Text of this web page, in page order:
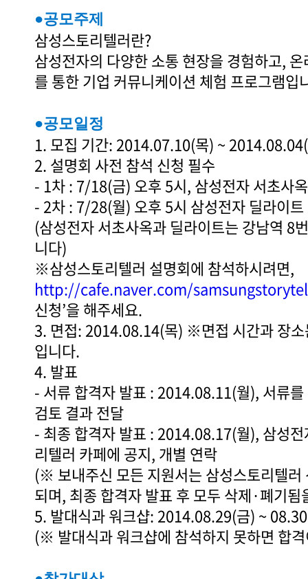
●공모주제
삼성스토리텔러란?
삼성전자의 다양한 소통 현장을 경험하고,
를 통한 기업 커뮤니케이션 체험 프로그램입
●공모일정
1. 모집 기간: 2014.07.10(목) ~
2. 설명회 사전 참석 신청 필수
- 1차 : 7/18(금) 오후 5시, 삼성전자 서초사
- 2차 : 7/28(월) 오후 5시 삼성전자 딜라이
(삼성전자 서초사옥과 딜라이트는 강남역 8
니다)
※삼성스토리텔러 설명회에 참석하시려면,
http://cafe.naver.com/
신청’을 해주세요.
3. 면접: 2014.08.14(목) ※면접 시간과 장소
입니다.
4. 발표
- 서류 합격자 발표 : 2014.08.11(월), 서류
검토 결과 전달
- 최종 합격자 발표 : 2014.08.17(월), 삼성
리텔러 카페에 공지, 개별 연락
(※ 보내주신 모든 지원서는 삼성스토리텔러
되며, 최종 합격자 발표 후 모두 삭제·폐기
5. 발대식과 워크샵: 2014.08.29(금) ~
(※ 발대식과 워크샵에 참석하지 못하면 합